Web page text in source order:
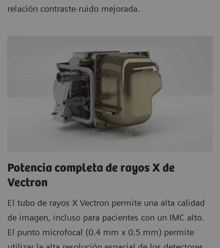
relación contraste-ruido mejorada.
Potencia completa de rayos X de
Vectron
El tubo de rayos X Vectron permite una alta calidad
de imagen, incluso para pacientes con un IMC alto.
El punto microfocal (0.4 mm x 0.5 mm) permite